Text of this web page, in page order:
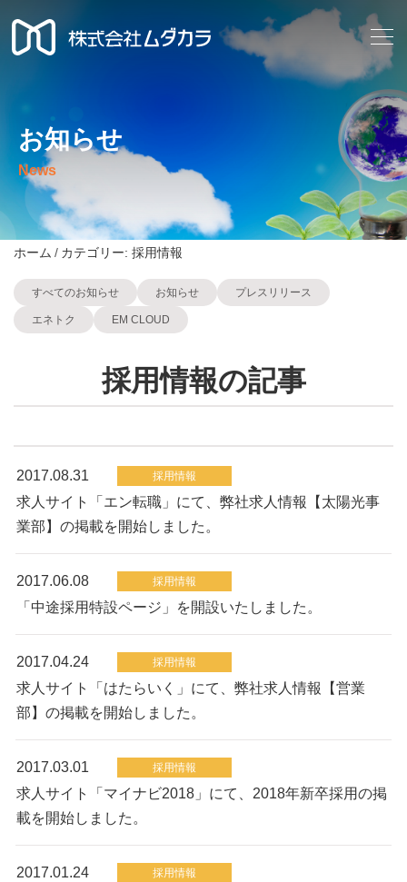
お知らせ
News
ホーム カテゴリー: 採用情報
すべてのお知らせ お知らせ プレスリリース
エネトク EM CLOUD
採用情報の記事
2017.08.31 採用情報
求人サイト「エン転職」にて、弊社求人情報【太陽光事
業部】の掲載を開始しました。
2017.06.08 採用情報
「中途採用特設ページ」を開設いたしました。
2017.04.24 採用情報
求人サイト「はたらいく」にて、弊社求人情報【営業
部】の掲載を開始しました。
2017.03.01 採用情報
求人サイト「マイナビ2018」にて、2018年新卒採用の掲
載を開始しました。
2017.01.24 採用情報